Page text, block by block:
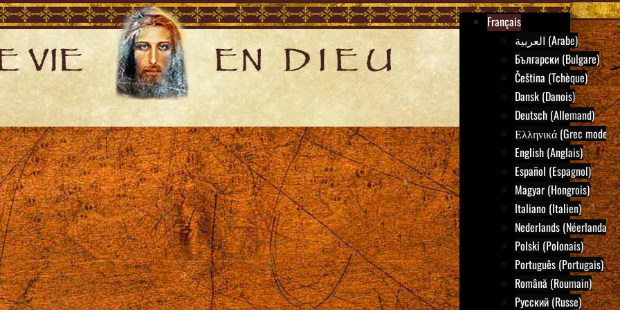
Français
العربية (Arabe)
Български (Bulgare)
Čeština (Tchèque)
Dansk (Danois)
Deutsch (Allemand)
Ελληνικά (Grec
English (Anglais)
Español (Espagnol)
Magyar (Hongrois)
Italiano (Italien)
Nederlands (Néerlandais)
Polski (Polonais)
Português (Portugais)
Română (Roumain)
Русский (Russe)